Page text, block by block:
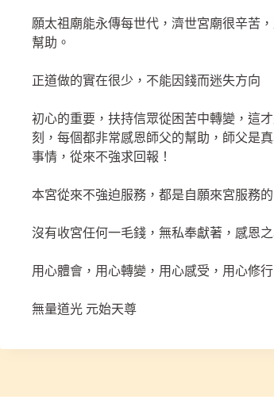
願太祖廟能永傳每世代，濟世宮廟很辛苦
幫助。
正道做的實在很少，不能因錢而迷失方向
初心的重要，扶持信眾從困苦中轉變，這
刻，每個都非常感恩師父的幫助，師父是
事情，從來不強求回報！
本宮從來不強迫服務，都是自願來宮服務的
沒有收宮任何一毛錢，無私奉獻著，感恩
用心體會，用心轉變，用心感受，用心修行
無量道光 元始天尊